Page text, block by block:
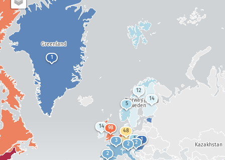
시계열
시각화
IoT 디바이스 통계
공격 통계: 취약점
공격 통계: 디바이스
도움말
지도 유형
?
소스
심각도
태그
Kazakhstan
Norway
Sweden
Finland
Greenland
5
48
2
14
3
1
2 1
14
2
5
12
98